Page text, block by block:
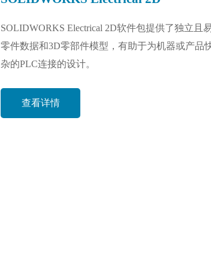
SOLIDWORKS Electrical 2D软件包提供了独立
零件数据和3D零部件模型，有助于为机器或产品
杂的PLC连接的设计。
查看详情